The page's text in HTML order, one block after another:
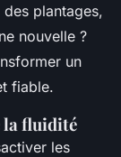
plantages,
nouvelle ?
un
fiable.
la fluidité
les